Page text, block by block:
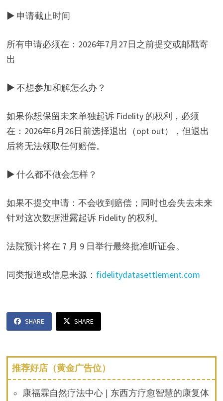
▶ 申请截止时间
所有申请必须在：2026年7月27日之前提交或邮戳寄
出
▶ 不想参加和解怎么办？
如果你想保留未来单独起诉 Fidelity 的权利，必须
在：2026年6月26日前选择退出（opt out），但退出
后将无法领取任何赔偿。
▶ 什么都不做会怎样？
如果不提交申请：不会收到赔偿；同时也会失去未来
针对这次数据泄露起诉 Fidelity 的权利。
法院预计将在 7 月 9 日举行最终批准听证会。
同类报道或信息来源： fidelitydatasettlement.com
SHARE SHARE
推荐好店（黄金广告位）
康福霖自然疗法中心 | 东西方疗愈智慧的康复体